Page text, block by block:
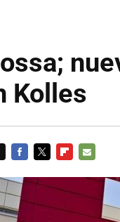
Kolles
MAIL